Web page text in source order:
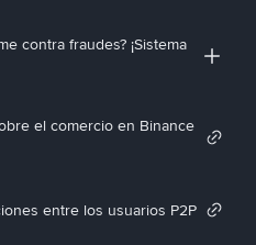
contra fraudes? ¡Sistema
el comercio en Binance
entre los usuarios P2P